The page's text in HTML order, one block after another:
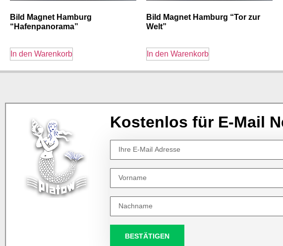
Bild Magnet Hamburg
“Hafenpanorama”
In den Warenkorb
Bild Magnet Hamburg “Tor zur
Welt”
In den Warenkorb
Kostenlos für E-Mail
BESTÄTIGEN